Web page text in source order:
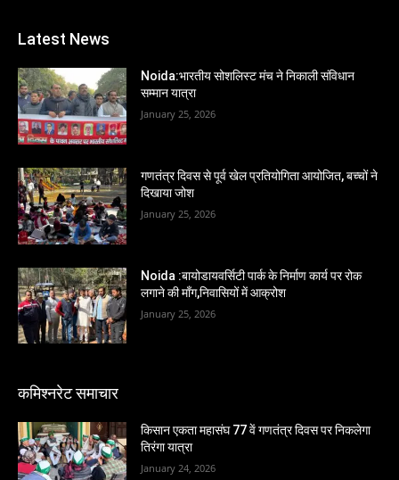
Latest News
Noida:भारतीय सोशलिस्ट मंच ने निकाली संविधान
सम्मान यात्रा
January 25, 2026
गणतंत्र दिवस से पूर्व खेल प्रतियोगिता आयोजित, बच्चों ने
दिखाया जोश
January 25, 2026
Noida :बायोडायवर्सिटी पार्क के निर्माण कार्य पर रोक
लगाने की माँग,निवासियों में आक्रोश
January 25, 2026
कमिश्नरेट समाचार
किसान एकता महासंघ 77 वें गणतंत्र दिवस पर निकलेगा
तिरंगा यात्रा
January 24, 2026